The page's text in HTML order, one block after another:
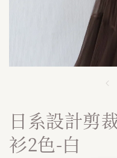
日系設計剪
衫2色-白